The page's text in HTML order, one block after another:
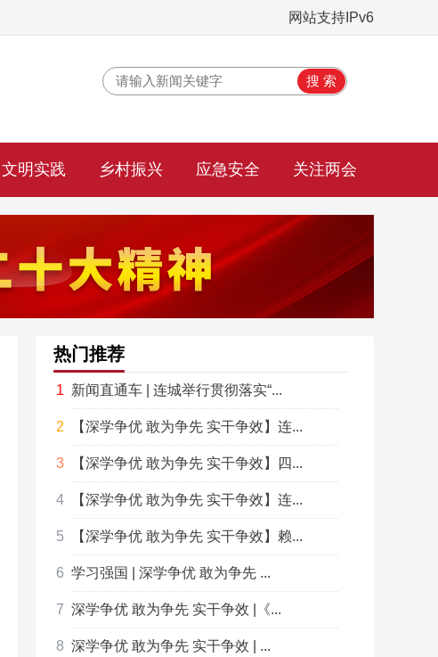
网站支持IPv6
文明实践 乡村振兴 应急安全 关注两会
热门推荐
新闻直通车 | 连城举行贯彻落实“...
【深学争优 敢为争先 实干争效】连...
【深学争优 敢为争先 实干争效】四...
【深学争优 敢为争先 实干争效】连...
【深学争优 敢为争先 实干争效】赖...
学习强国 | 深学争优 敢为争先 ...
深学争优 敢为争先 实干争效 |《...
深学争优 敢为争先 实干争效 | ...